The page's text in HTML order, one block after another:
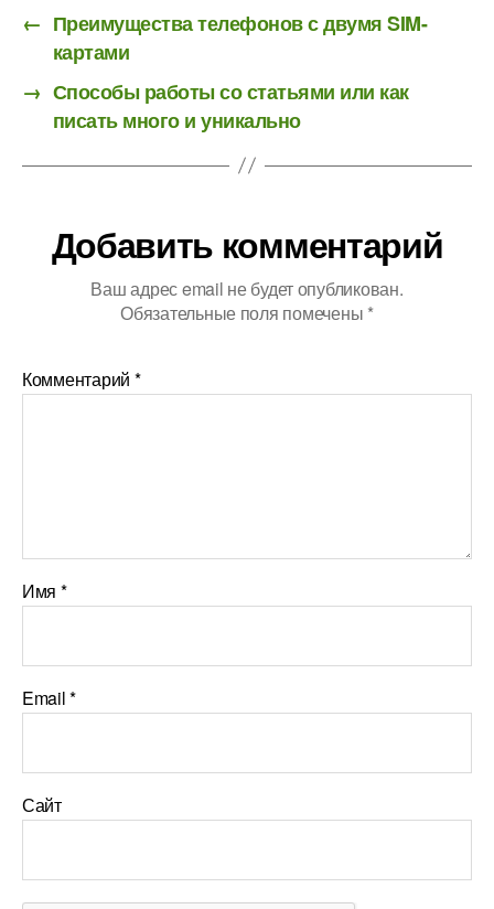
← Преимущества телефонов с двумя SIM-
картами
→ Способы работы со статьями или как
писать много и уникально
Добавить комментарий
Ваш адрес email не будет опубликован.
Обязательные поля помечены *
Комментарий *
Имя *
Email*
Сайт